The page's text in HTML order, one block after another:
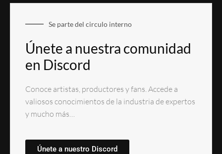
Se parte del circulo interno
Únete a nuestra comunidad
en Discord
Conoce artistas, productores y fans. Accede a
valiosos conocimientos de la industria de expertos
y mucho más…
Únete a nuestro Discord